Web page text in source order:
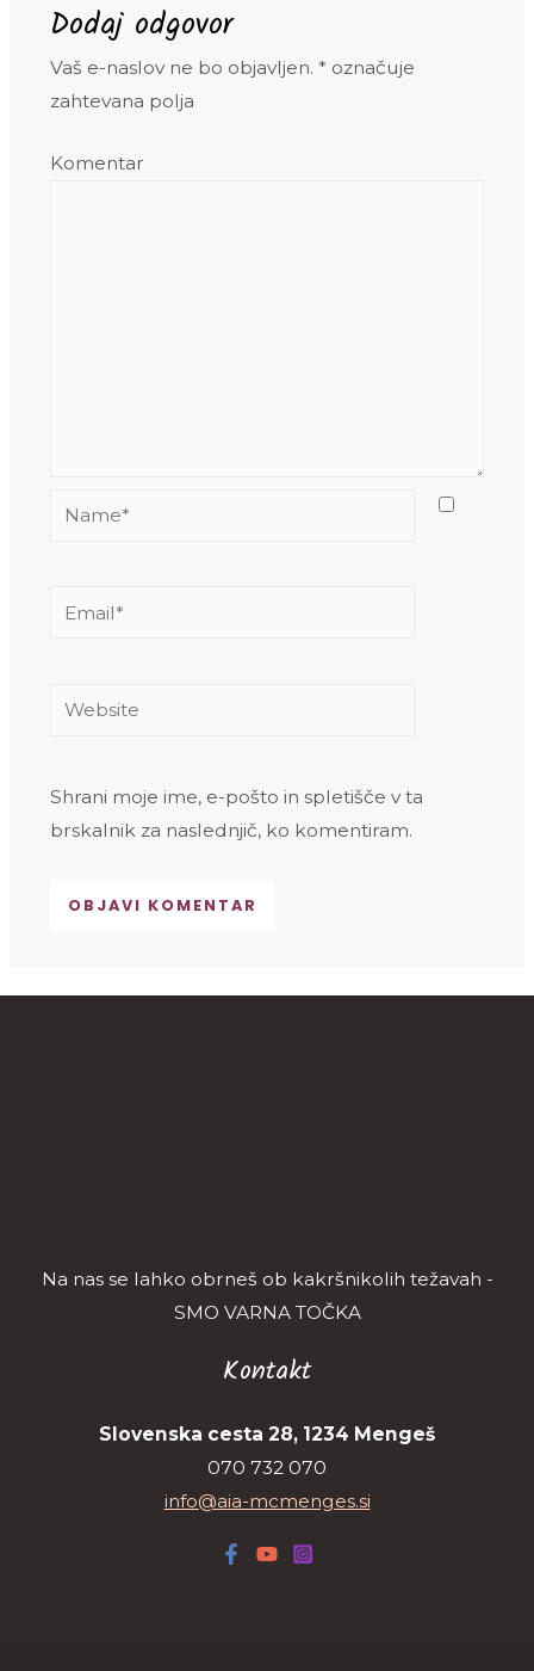
Dodaj odgovor
Vaš e-naslov ne bo objavljen. * označuje
zahtevana polja
Komentar
Name*
Email*
Website
Shrani moje ime, e-pošto in spletišče v ta
brskalnik za naslednjič, ko komentiram.
Na nas se lahko obrneš ob kakršnikolih težavah -
SMO VARNA TOČKA
Kontakt
Slovenska cesta 28, 1234 Mengeš
070 732 070
info@aia-mcmenges.si